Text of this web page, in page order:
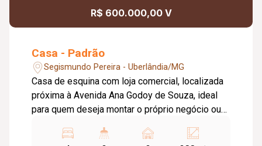
R$ 600.000,00 V
Casa - Padrão
Segismundo Pereira - Uberlândia/MG
Casa de esquina com loja comercial, localizada
próxima à Avenida Ana Godoy de Souza, ideal
para quem deseja montar o próprio negócio ou
residencial conta com 04 quartos, sendo 01